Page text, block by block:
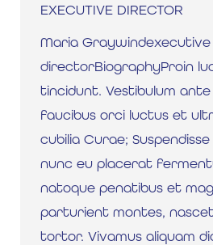
EXECUTIVE DIRECTOR
Maria Graywindexecutive
directorBiographyProin
tincidunt. Vestibulum ante
faucibus orci luctus et
cubilia Curae;
nunc eu placerat
natoque penatibus et
parturient montes,
tortor. Vivamus aliquam